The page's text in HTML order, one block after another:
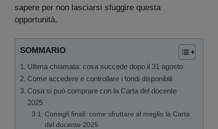
sapere per non lasciarsi sfuggire questa
opportunità.
SOMMARIO
Ultima chiamata: cosa succede dopo il 31 agosto
Come accedere e controllare i fondi disponibili
Cosa si può comprare con la Carta del docente
2025
Consigli finali: come sfruttare al meglio la Carta
del docente 2025